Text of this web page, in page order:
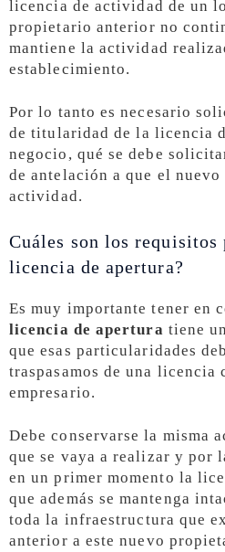
licencia de actividad de un
propietario anterior no
mantiene la actividad
establecimiento.
Por lo tanto es necesario
de titularidad de la licencia
negocio, qué se debe
de antelación a que el
actividad.
Cuáles son los requisitos
licencia de apertura?
Es muy importante tener en
licencia de apertura tiene
que esas particularidades
traspasamos de una licencia
empresario.
Debe conservarse la misma
que se vaya a realizar y por
en un primer momento la
que además se mantenga
toda la infraestructura que
anterior a este nuevo